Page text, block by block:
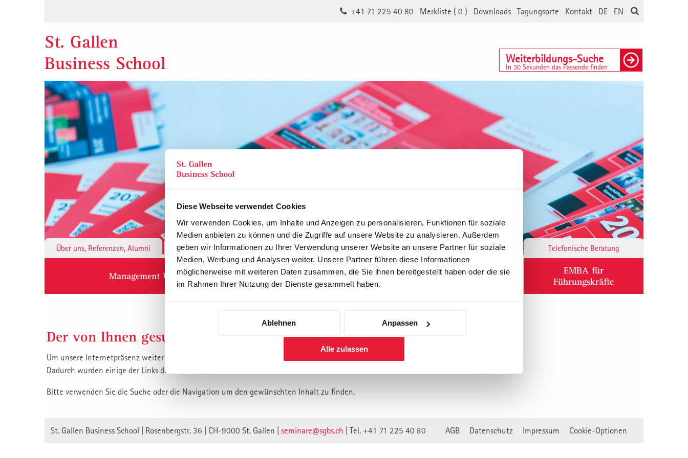
Diese Webseite verwendet Cookies
Wir verwenden Cookies, um Inhalte und Anzeigen zu personalisieren, Funktionen für soziale
Medien anbieten zu können und die Zugriffe auf unsere Website zu analysieren. Außerdem
geben wir Informationen zu Ihrer Verwendung unserer Website an unsere Partner für soziale
Medien, Werbung und Analysen weiter. Unsere Partner führen diese Informationen
möglicherweise mit weiteren Daten zusammen, die Sie ihnen bereitgestellt haben oder die sie
im Rahmen Ihrer Nutzung der Dienste gesammelt haben.
Ablehnen Anpassen
Alle zulassen
EN
DE
Kontakt
Tagungsorte
Downloads
Merkliste (0 )
+41 71 225 40 80
St. Gallen
Business School
Weiterbildungs-Suche
In 30 Sekunden das Passende finden
Über uns, Referenzen, Alumni Institute & Forschung Inhouse, Consulting Corporate Responsibility Telefonische Beratung
Management Weiterbildung
Berufsbegleitendes Praxisstudium
für Führungskräfte
EMBA für
Führungskräfte
Der von Ihnen gesuchte Inhalt ist vermutlich umgezogen.
Um unsere Internetpräsenz weiter zu verbessern, haben wir unsere Webseite auf eine neue technische Basis gestellt.
Dadurch wurden einige der Links die auf unsere Inhalte verweisen unwirksam.
Bitte verwenden Sie die Suche oder die Navigation um den gewünschten Inhalt zu finden.
St. Gallen Business School | Rosenbergstr. 36 | CH-9000 St. Gallen | seminare@sgbs.ch Tel. +41 71 225 40 80 AGB Datenschutz Impressum Cookie-Optionen